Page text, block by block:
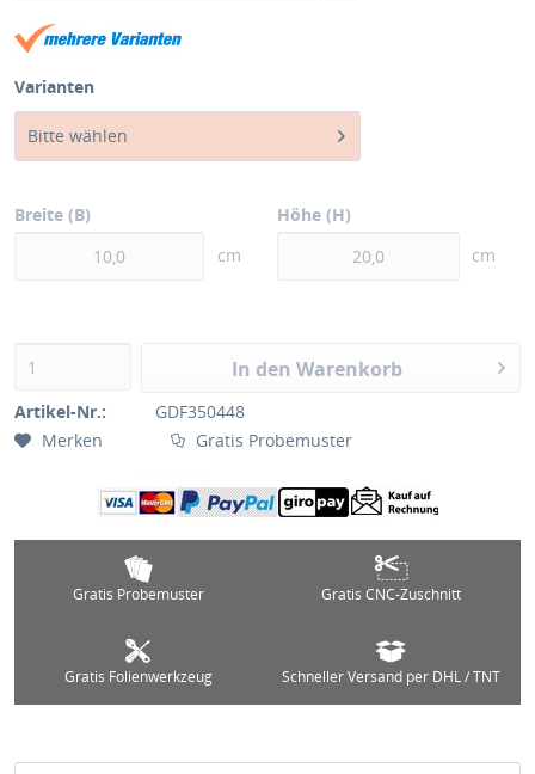
Varianten
Bitte wählen
Breite (B)
cm
Höhe (H)
cm
In den Warenkorb
Artikel-Nr.:
GDF350448
Merken
Gratis Probemuster
Gratis Probemuster Gratis CNC-Zuschnitt
Gratis Folienwerkzeug Schneller Versand per DHL / TNT